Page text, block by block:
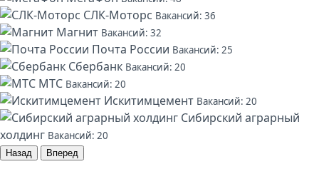
СЛК-Моторс Вакансий: 36
Магнит Вакансий: 32
Почта России Вакансий: 25
Сбербанк Вакансий: 20
МТС Вакансий: 20
Искитимцемент Вакансий: 20
Сибирский аграрный
холдинг Вакансий: 20
Назад Вперед